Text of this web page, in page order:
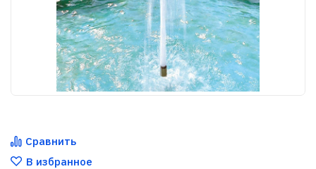
Сравнить
В избранное